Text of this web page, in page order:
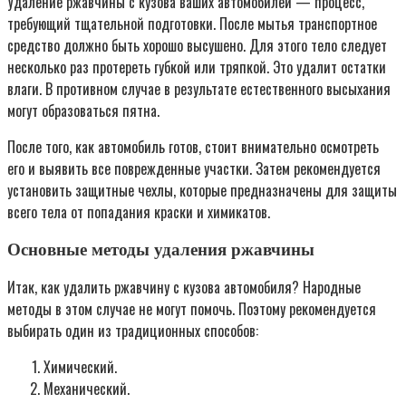
требующий тщательной подготовки. После мытья транспортное
средство должно быть хорошо высушено. Для этого тело следует
несколько раз протереть губкой или тряпкой. Это удалит остатки
влаги. В противном случае в результате естественного высыхания
могут образоваться пятна.
После того, как автомобиль готов, стоит внимательно осмотреть
его и выявить все поврежденные участки. Затем рекомендуется
установить защитные чехлы, которые предназначены для защиты
всего тела от попадания краски и химикатов.
Основные методы удаления ржавчины
Итак, как удалить ржавчину с кузова автомобиля? Народные
методы в этом случае не могут помочь. Поэтому рекомендуется
выбирать один из традиционных способов:
Химический.
Механический.